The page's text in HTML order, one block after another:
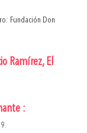
Fundación Don
Ramírez, El
: